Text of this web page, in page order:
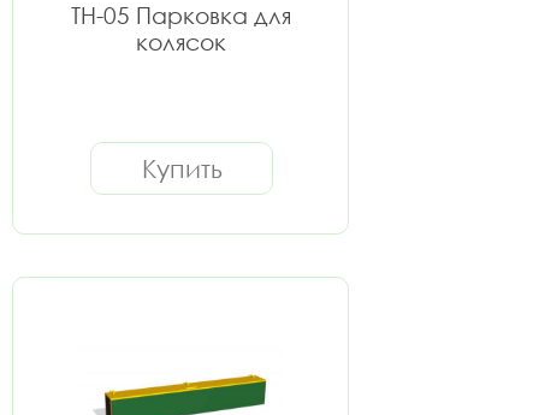
ТН-05 Парковка для
колясок
Купить